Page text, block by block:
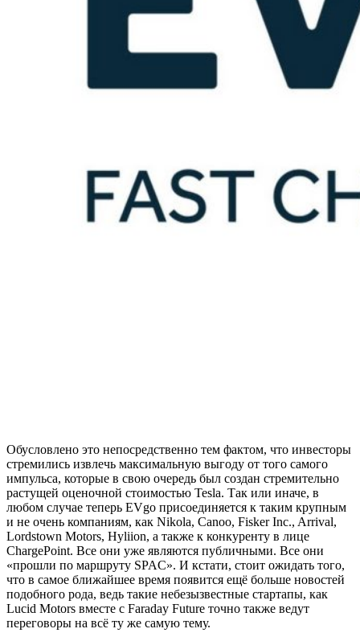
Обусловлено это непосредственно тем фактом, что инвесторы
стремились извлечь максимальную выгоду от того самого
импульса, которые в свою очередь был создан стремительно
растущей оценочной стоимостью Tesla. Так или иначе, в
любом случае теперь EVgo присоединяется к таким крупным
и не очень компаниям, как Nikola, Canoo, Fisker Inc., Arrival,
Lordstown Motors, Hyliion, а также к конкуренту в лице
ChargePoint. Все они уже являются публичными. Все они
«прошли по маршруту SPAC». И кстати, стоит ожидать того,
что в самое ближайшее время появится ещё больше новостей
подобного рода, ведь такие небезызвестные стартапы, как
Lucid Motors вместе с Faraday Future точно также ведут
переговоры на всё ту же самую тему.